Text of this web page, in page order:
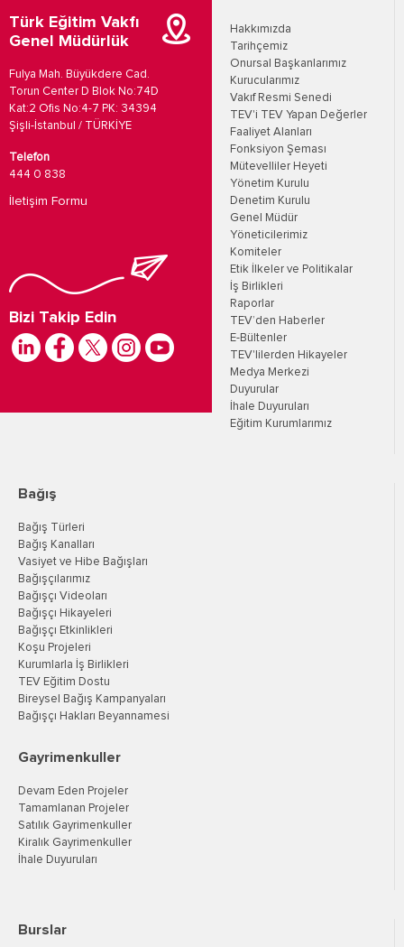
Türk Eğitim Vakfı
Genel Müdürlük
Fulya Mah. Büyükdere Cad.
Torun Center D Blok No:74D
Kat:2 Ofis No:4-7 PK: 34394
Şişli-İstanbul / TÜRKİYE
Telefon
444 0 838
İletişim Formu
Bizi Takip Edin
Hakkımızda
Tarihçemiz
Onursal Başkanlarımız
Kurucularımız
Vakıf Resmi Senedi
TEV'i TEV Yapan Değerler
Faaliyet Alanları
Fonksiyon Şeması
Mütevelliler Heyeti
Yönetim Kurulu
Denetim Kurulu
Genel Müdür
Yöneticilerimiz
Komiteler
Etik İlkeler ve Politikalar
İş Birlikleri
Raporlar
TEV’den Haberler
E-Bültenler
TEV'lilerden Hikayeler
Medya Merkezi
Duyurular
İhale Duyuruları
Eğitim Kurumlarımız
Bağış
Bağış Türleri
Bağış Kanalları
Vasiyet ve Hibe Bağışları
Bağışçılarımız
Bağışçı Videoları
Bağışçı Hikayeleri
Bağışçı Etkinlikleri
Koşu Projeleri
Kurumlarla İş Birlikleri
TEV Eğitim Dostu
Bireysel Bağış Kampanyaları
Bağışçı Hakları Beyannamesi
Gayrimenkuller
Devam Eden Projeler
Tamamlanan Projeler
Satılık Gayrimenkuller
Kiralık Gayrimenkuller
İhale Duyuruları
Burslar